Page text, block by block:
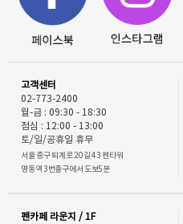
고객센터
02-773-2400
월-금 : 09:30 - 18:30
점심 : 12:00 - 13:00
토/일/공휴일 휴무
서울 중구 퇴계로 20길 43 펜타워
명동역 3번출구에서 도보5분
펜카페 라운지 / 1F